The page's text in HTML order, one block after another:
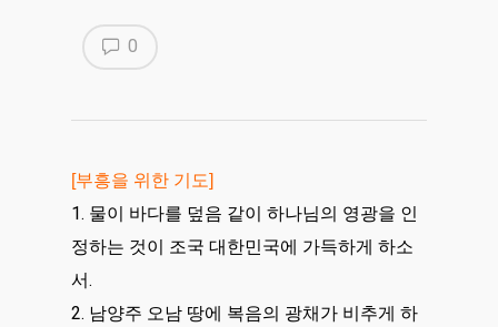
0
[부흥을 위한 기도]
1. 물이 바다를 덮음 같이 하나님의 영광을 인
정하는 것이 조국 대한민국에 가득하게 하소
서.
2. 남양주 오남 땅에 복음의 광채가 비추게 하